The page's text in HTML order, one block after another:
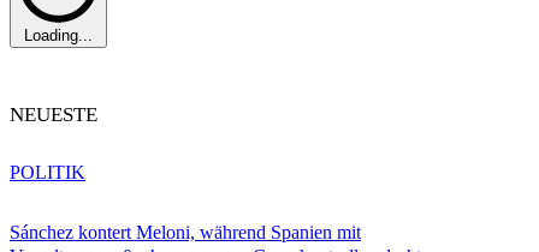
Loading...
NEUESTE
Sánchez kontert Meloni, während Spanien mit
POLITIK